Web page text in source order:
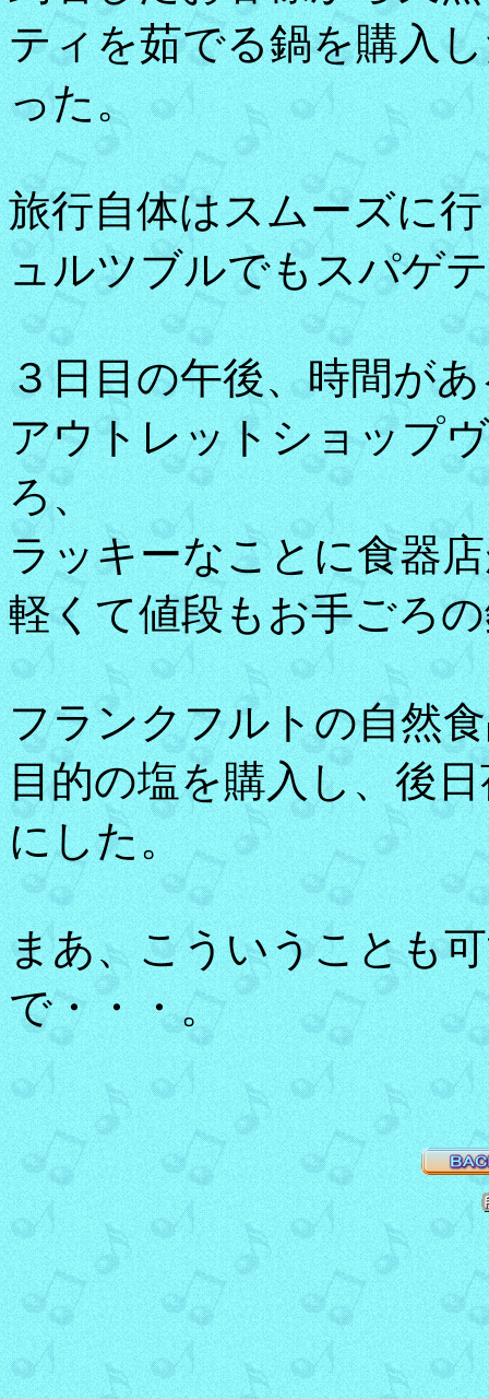
ティを茹でる鍋を購入
った。
旅行自体はスムーズに
ュルツブルでもスパゲ
３日目の午後、時間が
アウトレットショップ
ろ、
ラッキーなことに食器
軽くて値段もお手ごろ
フランクフルトの自然
目的の塩を購入し、後
にした。
まあ、こういうことも
で・・・。